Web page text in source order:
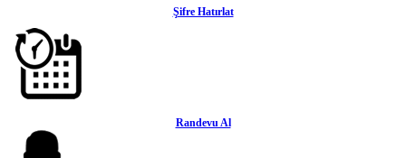
Şifre Hatırlat
Randevu Al